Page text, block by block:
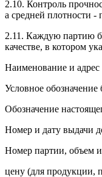
2.10. Контроль
а средней плотности
2.11. Каждую партию
качестве, в котором
Наименование и адрес
Условное обозначение
Обозначение
Номер и дату выдачи
Номер партии, объем
цену (для продукции,